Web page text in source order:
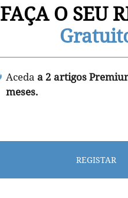
FAÇA O SEU
Aceda a 2 artigos
meses.
REGISTAR